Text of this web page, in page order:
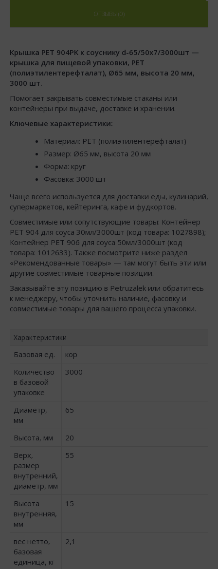
ОТЗЫВЫ (0)
Крышка РЕТ 904PK к соуснику d-65/50х7/3000шт —
крышка для пищевой упаковки, PET
(полиэтилентерефталат), Ø65 мм, высота 20 мм,
3000 шт.
Помогает закрывать совместимые стаканы или
контейнеры при выдаче, доставке и хранении.
Ключевые характеристики:
Материал: PET (полиэтилентерефталат)
Размер: Ø65 мм, высота 20 мм
Форма: круг
Фасовка: 3000 шт
Чаще всего используется для доставки еды, кулинарий,
супермаркетов, кейтеринга, кафе и фудкортов.
Совместимые или сопутствующие товары: Контейнер
PET 904 для соуса 30мл/3000шт (код товара: 1027898);
Контейнер РЕТ 906 для соуса 50мл/3000шт (код
товара: 1012633). Также посмотрите ниже раздел
«Рекомендованные товары» — там могут быть эти или
другие совместимые товарные позиции.
Заказывайте эту позицию в Petruzalek или обратитесь
к менеджеру, чтобы уточнить наличие, фасовку и
совместимые товары для вашего процесса упаковки.
Характеристики
Базовая ед.
кор
Количество
в базовой
упаковке
3000
Диаметр,
мм
65
Высота, мм
20
Верх,
размер
внутренний,
диаметр, мм
55
Высота
внутренняя,
мм
15
вес нетто,
базовая
единица, кг
2,1